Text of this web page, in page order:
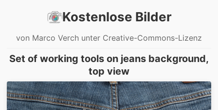
Kostenlose Bilder
von Marco Verch unter Creative-Commons-Lizenz
Set of working tools on jeans background,
top view